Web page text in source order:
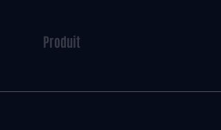
Produit